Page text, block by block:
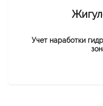
Учет наработки